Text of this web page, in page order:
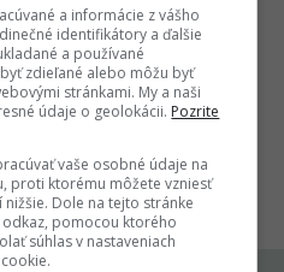
produkt
1
a informácie z vášho
identifikátory a ďalšie
a používané
zdieľané alebo môžu byť
stránkami. My a naši
údaje o geolokácii. Pozrite
vaše osobné údaje na
proti ktorému môžete vzniesť
Dole na tejto stránke
pomocou ktorého
súhlas v nastaveniach